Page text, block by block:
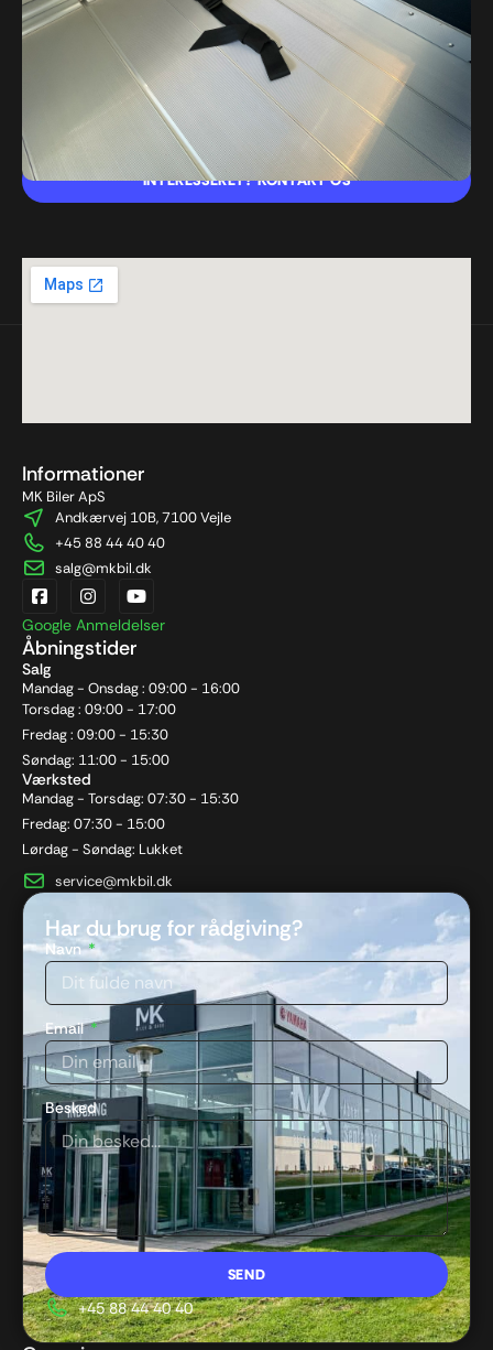
Brændstof
Båd type
INTERESSERET? KONTAKT OS
Informationer
MK Biler ApS
Andkærvej 10B, 7100 Vejle
+45 88 44 40 40
salg@mkbil.dk
Google Anmeldelser
Åbningstider
Salg
Mandag - Onsdag : 09:00 - 16:00
Torsdag : 09:00 - 17:00
Fredag : 09:00 - 15:30
Søndag: 11:00 - 15:00
Værksted
Mandag - Torsdag: 07:30 - 15:30
Fredag: 07:30 - 15:00
Lørdag - Søndag: Lukket
service@mkbil.dk
Har du brug for rådgiving?
Navn
Email
Besked
SEND
Alternative:+45 88 44 40 40